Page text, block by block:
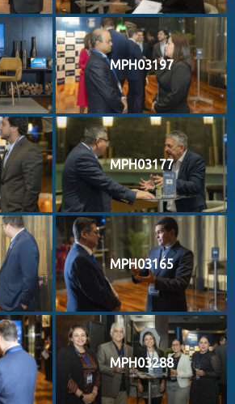
MPH03197
MPH03177
MPH03165
MPH03288